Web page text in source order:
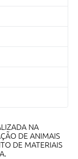
NA
DE ANIMAIS
DE MATERIAIS